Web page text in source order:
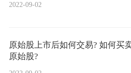
2022-09-02
原始股上市后如何交易? 如何买卖
原始股?